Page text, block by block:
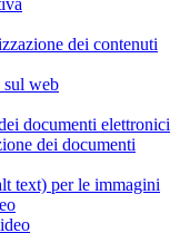
dei contenuti
sul web
documenti elettronici
dei documenti
text) per le immagini